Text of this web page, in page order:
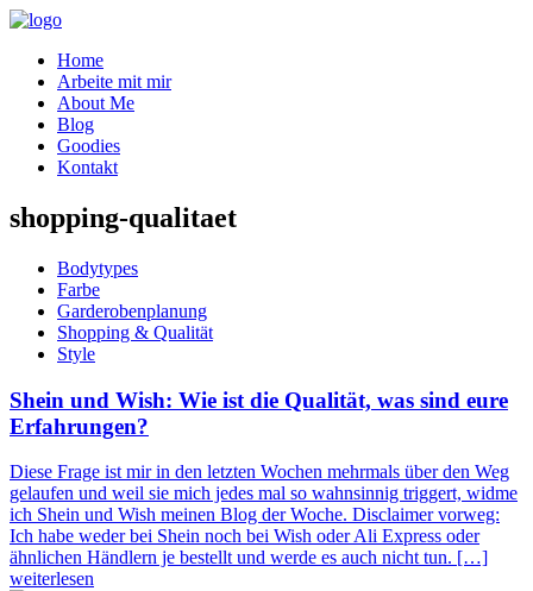
Home
Arbeite mit mir
About Me
Blog
Goodies
Kontakt
shopping-qualitaet
Bodytypes
Farbe
Garderobenplanung
Shopping & Qualität
Style
Shein und Wish: Wie ist die Qualität, was sind eure
Erfahrungen?
Diese Frage ist mir in den letzten Wochen mehrmals über den Weg
gelaufen und weil sie mich jedes mal so wahnsinnig triggert, widme
ich Shein und Wish meinen Blog der Woche. Disclaimer vorweg:
Ich habe weder bei Shein noch bei Wish oder Ali Express oder
ähnlichen Händlern je bestellt und werde es auch nicht tun. […]
weiterlesen